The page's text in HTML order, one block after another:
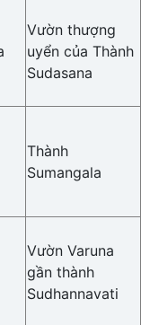
Vườn thượng
uyển của Thành
Sudasana
Thành
Sumangala
Vườn Varuna
gần thành
Sudhannavati